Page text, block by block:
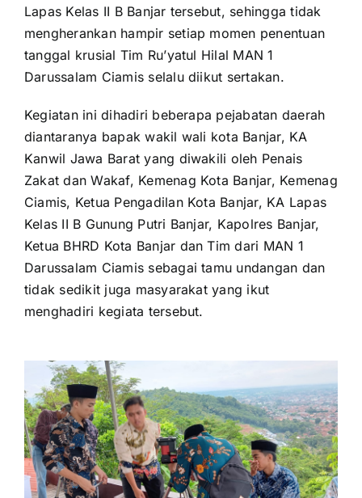
Lapas Kelas II B Banjar tersebut, sehingga tidak
mengherankan hampir setiap momen penentuan
tanggal krusial Tim Ru’yatul Hilal MAN 1
Darussalam Ciamis selalu diikut sertakan.
Kegiatan ini dihadiri beberapa pejabatan daerah
diantaranya bapak wakil wali kota Banjar, KA
Kanwil Jawa Barat yang diwakili oleh Penais
Zakat dan Wakaf, Kemenag Kota Banjar, Kemenag
Ciamis, Ketua Pengadilan Kota Banjar, KA Lapas
Kelas II B Gunung Putri Banjar, Kapolres Banjar,
Ketua BHRD Kota Banjar dan Tim dari MAN 1
Darussalam Ciamis sebagai tamu undangan dan
tidak sedikit juga masyarakat yang ikut
menghadiri kegiata tersebut.